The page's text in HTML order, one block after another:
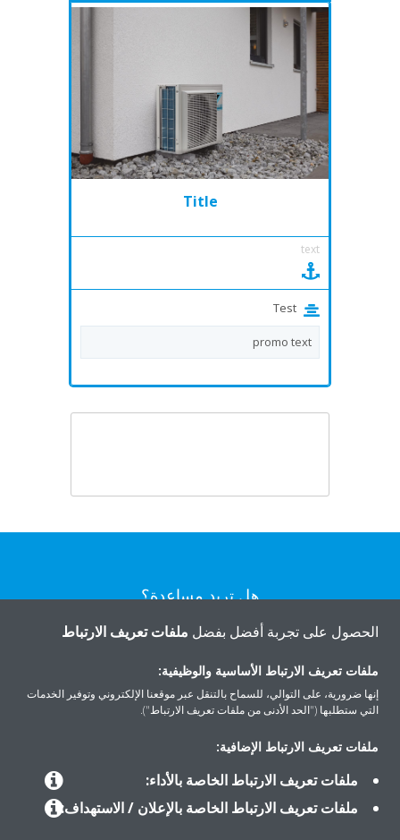
Title
text
Test
promo text
هل تريد مساعدة؟
المنتجات
الحصول على تجربة أفضل بفضل ملفات تعريف الارتباط
ملفات تعريف الارتباط الأساسية والوظيفية:
إنها ضرورية، على التوالي، للسماح بالتنقل عبر موقعنا الإلكتروني وتوفير الخدمات
التي ستطلبها ("الحد الأدنى من ملفات تعريف الارتباط").
ملفات تعريف الارتباط الإضافية:
ملفات تعريف الارتباط الخاصة بالأداء:
ملفات تعريف الارتباط الخاصة بالإعلان / الاستهداف: